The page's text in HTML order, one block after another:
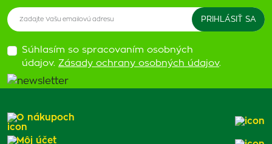
Súhlasím so spracovaním osobných
údajov. Zásady ochrany osobných údajov.
O nákupoch
Môj účet